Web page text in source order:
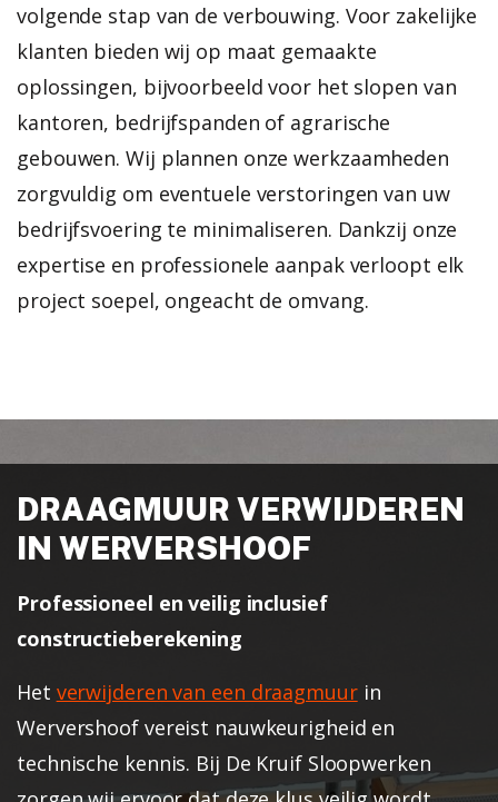
volgende stap van de verbouwing. Voor zakelijke
klanten bieden wij op maat gemaakte
oplossingen, bijvoorbeeld voor het slopen van
kantoren, bedrijfspanden of agrarische
gebouwen. Wij plannen onze werkzaamheden
zorgvuldig om eventuele verstoringen van uw
bedrijfsvoering te minimaliseren. Dankzij onze
expertise en professionele aanpak verloopt elk
project soepel, ongeacht de omvang.
DRAAGMUUR VERWIJDEREN
IN WERVERSHOOF
Professioneel en veilig inclusief
constructieberekening
Het verwijderen van een draagmuurin
Wervershoof vereist nauwkeurigheid en
technische kennis. Bij De Kruif Sloopwerken